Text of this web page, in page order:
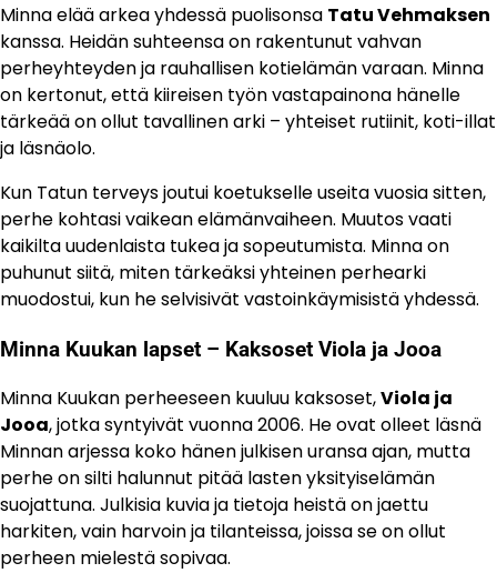
Minna elää arkea yhdessä puolisonsa Tatu Vehmaksen
kanssa. Heidän suhteensa on rakentunut vahvan
perheyhteyden ja rauhallisen kotielämän varaan. Minna
on kertonut, että kiireisen työn vastapainona hänelle
tärkeää on ollut tavallinen arki – yhteiset rutiinit, koti-illat
ja läsnäolo.
Kun Tatun terveys joutui koetukselle useita vuosia sitten,
perhe kohtasi vaikean elämänvaiheen. Muutos vaati
kaikilta uudenlaista tukea ja sopeutumista. Minna on
puhunut siitä, miten tärkeäksi yhteinen perhearki
muodostui, kun he selvisivät vastoinkäymisistä yhdessä.
Minna Kuukan lapset – Kaksoset Viola ja Jooa
Minna Kuukan perheeseen kuuluu kaksoset,Viola ja
Jooa, jotka syntyivät vuonna 2006. He ovat olleet läsnä
Minnan arjessa koko hänen julkisen uransa ajan, mutta
perhe on silti halunnut pitää lasten yksityiselämän
suojattuna. Julkisia kuvia ja tietoja heistä on jaettu
harkiten, vain harvoin ja tilanteissa, joissa se on ollut
perheen mielestä sopivaa.